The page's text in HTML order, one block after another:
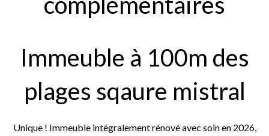
Immeuble à 100m des
plages sqaure mistral
Unique ! Immeuble intégralement rénové avec soin en 2026,